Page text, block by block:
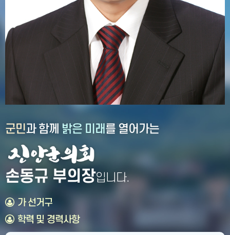
군민과 함께 밝은 미래를 열어가는
손동규 부의장입니다.
가 선거구
학력 및 경력사항